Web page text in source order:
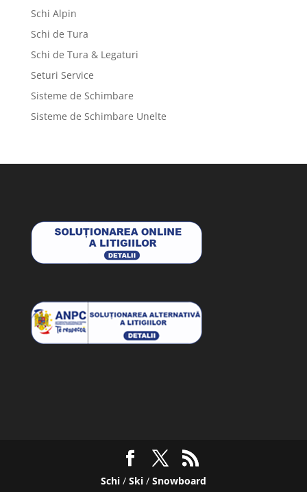
Schi Alpin
Schi de Tura
Schi de Tura & Legaturi
Seturi Service
Sisteme de Schimbare
Sisteme de Schimbare Unelte
Schi/ Ski/ Snowboard